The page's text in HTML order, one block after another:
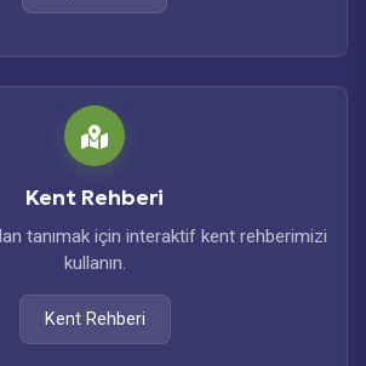
Kent Rehberi
tanımak için interaktif kent rehberimizi
kullanın.
Kent Rehberi